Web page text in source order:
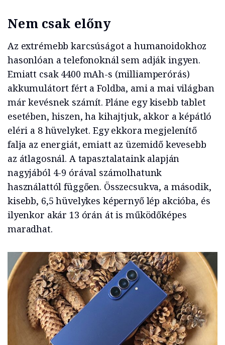
Nem csak előny
Az extrémebb karcsúságot a humanoidokhoz
hasonlóan a telefonoknál sem adják ingyen.
Emiatt csak 4400 mAh-s (milliamperórás)
akkumulátort fért a Foldba, ami a mai világban
már kevésnek számít. Pláne egy kisebb tablet
esetében, hiszen, ha kihajtjuk, akkor a képátló
eléri a 8 hüvelyket. Egy ekkora megjelenítő
falja az energiát, emiatt az üzemidő kevesebb
az átlagosnál. A tapasztalataink alapján
nagyjából 4-9 órával számolhatunk
használattól függően. Összecsukva, a második,
kisebb, 6,5 hüvelykes képernyő lép akcióba, és
ilyenkor akár 13 órán át is működőképes
maradhat.